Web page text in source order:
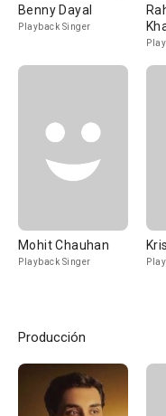
Benny Dayal
Playback Singer
Mohit Chauhan
Playback Singer
Producción